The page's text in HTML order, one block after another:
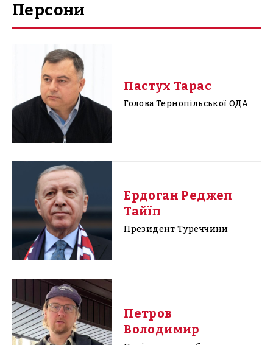
Персони
Пастух Тарас
Голова Тернопільської ОДА
Ердоган Реджеп
Тайїп
Президент Туреччини
Петров
Володимир